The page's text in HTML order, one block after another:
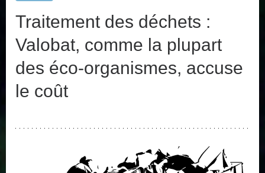
Traitement des déchets :
Valobat, comme la plupart
des éco-organismes, accuse
le coût